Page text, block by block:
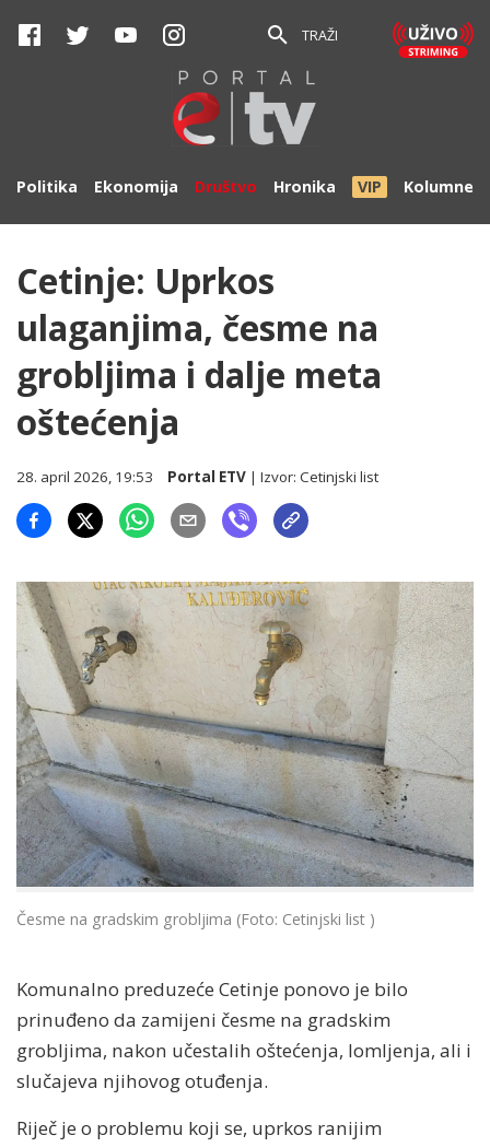
TRAŽI
Politika Ekonomija Društvo Hronika VIP Kolumne
Cetinje: Uprkos
ulaganjima, česme na
grobljima i dalje meta
oštećenja
28. april 2026, 19:53 Portal ETV | Izvor:Cetinjski list
Česme na gradskim grobljima (Foto: Cetinjski list )
Komunalno preduzeće Cetinje ponovo je bilo
prinuđeno da zamijeni česme na gradskim
grobljima, nakon učestalih oštećenja, lomljenja, ali i
slučajeva njihovog otuđenja.
Riječ je o problemu koji se, uprkos ranijim